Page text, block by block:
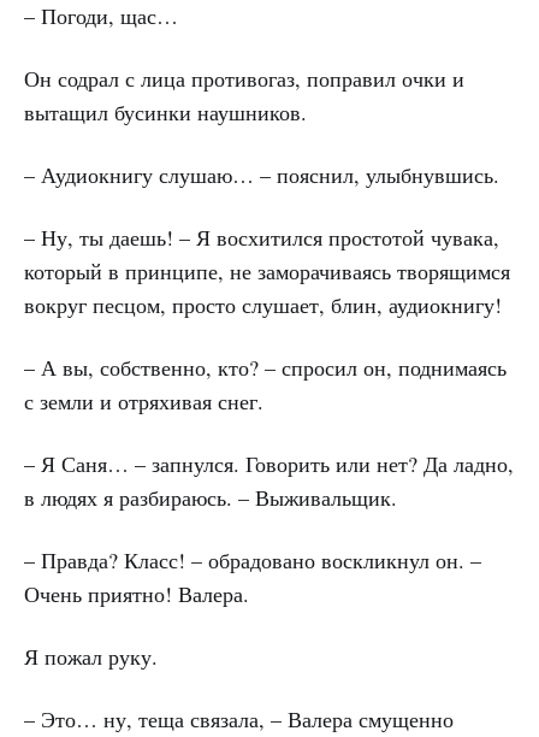
– Погоди, щас…
Он содрал с лица противогаз, поправил очки и
вытащил бусинки наушников.
– Аудиокнигу слушаю… – пояснил, улыбнувшись.
– Ну, ты даешь! – Я восхитился простотой чувака,
который в принципе, не заморачиваясь творящимся
вокруг песцом, просто слушает, блин, аудиокнигу!
– А вы, собственно, кто? – спросил он, поднимаясь
с земли и отряхивая снег.
– Я Саня… – запнулся. Говорить или нет? Да ладно,
в людях я разбираюсь. – Выживальщик.
– Правда? Класс! – обрадовано воскликнул он. –
Очень приятно! Валера.
Я пожал руку.
– Это… ну, теща связала, – Валера смущенно